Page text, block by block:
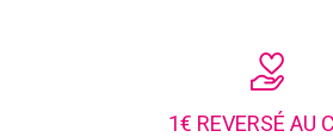
1€ REVERSÉ AU